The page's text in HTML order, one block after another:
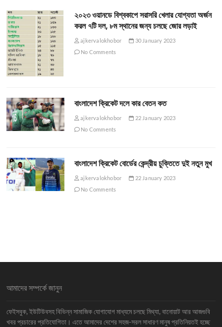
২০২৩ ওয়ানডে বিশ্বকাপে সরাসরি খেলার যোগ্যতা অর্জন
করল ৭টি দল, ৮ম স্থানের জন্য চলছে জোর লড়াই
ajkervalokhobor
30 January 2023
No Comments
বাংলাদেশ ক্রিকেট দলে কার বেতন কত
ajkervalokhobor
22 January 2023
No Comments
বাংলাদেশ ক্রিকেট বোর্ডের কেন্দ্রীয় চুক্তিতে দুই নতুন মুখ
ajkervalokhobor
22 January 2023
No Comments
আমাদের সম্পর্কে জানুন
ফেইসবুক, ইউটিউবসহ বিভিন্ন সামাজিক যোগাযোগ মাধ্যমে চলছে মিথ্যা, বানোয়াট আর আজগুবি
খবর প্রচারের প্রতিযোগিতা। এতে আমাদের দেশের সহজ-সরল সাধারণ মানুষ প্রতিনিয়তই হচ্ছে